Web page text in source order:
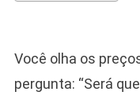
Você olha os
pergunta: “Será